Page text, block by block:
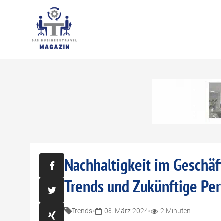
Nachhaltigkeit im
Trends und Zukünftige
Trends• 08. März 2024• 2 Minuten